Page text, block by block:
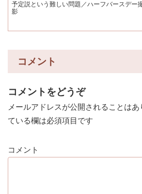
予定説という難しい問題／ハーフバースデー
影
コメント
コメントをどうぞ
メールアドレスが公開されることはあ
ている欄は必須項目です
コメント